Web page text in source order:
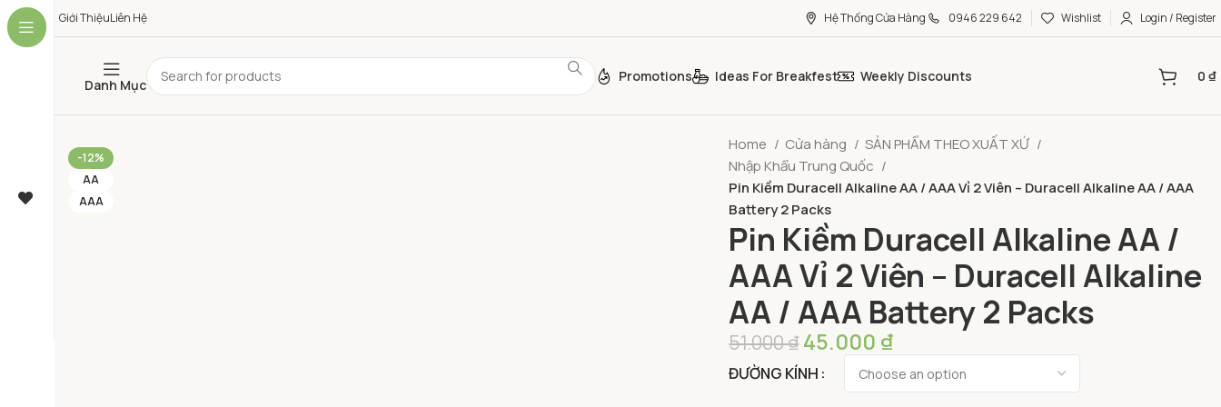
Giới ThiệuLiên Hệ Hệ Thống Cửa Hàng 0946 229 642 Wishlist Login / Register
Danh Mục
Promotions Ideas For Breakfest Weekly Discounts 0 ₫
-12%
AA
AAA
Home Cửa hàng
SẢN PHẨM THEO XUẤT XỨ
Nhập Khẩu Trung Quốc
Pin Kiềm Duracell Alkaline AA / AAA Vỉ 2 Viên – Duracell Alkaline AA / AAA
Battery 2 Packs
Pin Kiềm Duracell Alkaline AA /
AAA Vỉ 2 Viên – Duracell Alkaline
AA / AAA Battery 2 Packs
51.000₫ 45.000 ₫
ĐƯỜNG KÍNH